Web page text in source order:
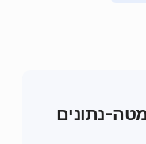
נתונים